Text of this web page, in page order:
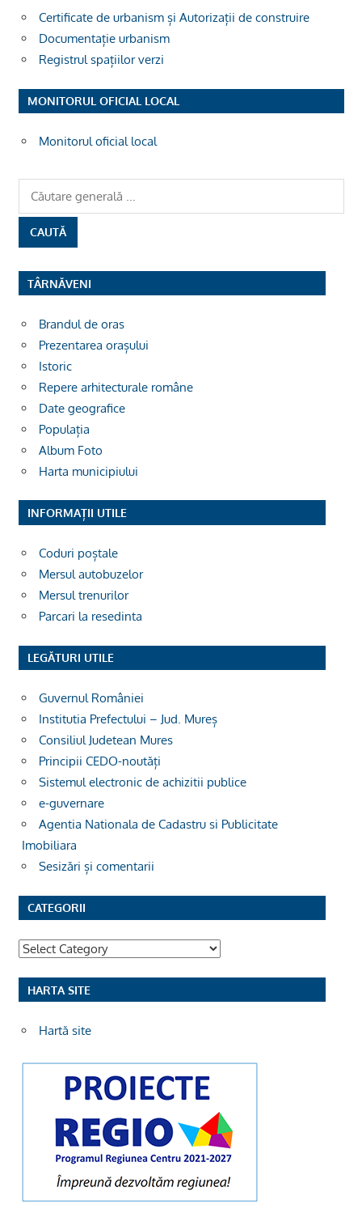
Certificate de urbanism și Autorizații de construire
Documentație urbanism
Registrul spațiilor verzi
MONITORUL OFICIAL LOCAL
Monitorul oficial local
TÂRNĂVENI
Brandul de oras
Prezentarea orașului
Istoric
Repere arhitecturale române
Date geografice
Populația
Album Foto
Harta municipiului
INFORMAȚII UTILE
Coduri poștale
Mersul autobuzelor
Mersul trenurilor
Parcari la resedinta
LEGĂTURI UTILE
Guvernul României
Institutia Prefectului – Jud. Mureș
Consiliul Judetean Mures
Principii CEDO-noutăți
Sistemul electronic de achizitii publice
e-guvernare
Agentia Nationala de Cadastru si Publicitate
Imobiliara
Sesizări și comentarii
CATEGORII
Categorii
HARTA SITE
Hartă site